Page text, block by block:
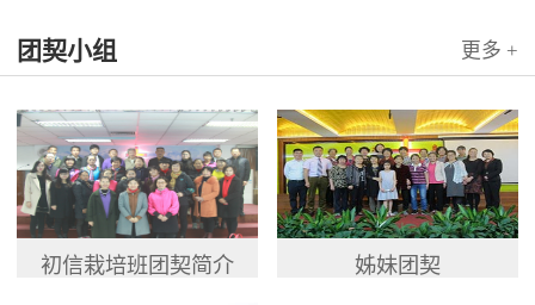
团契小组 更多 +
初信栽培班团契简介 姊妹团契